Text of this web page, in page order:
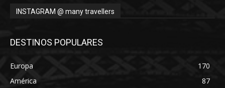
INSTAGRAM @ many travellers
DESTINOS POPULARES
Europa
170
América
87